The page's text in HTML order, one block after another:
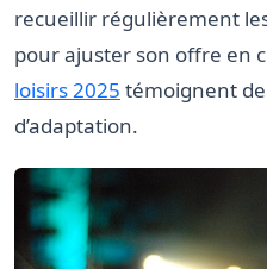
recueillir régulièrement
pour ajuster son offre en
loisirs 2025 témoignent
d’adaptation.